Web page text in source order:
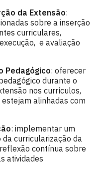
da Extensão:
sobre a inserção
curriculares,
e avaliação
Pedagógico: oferecer
durante o
nos currículos,
alinhadas com
: implementar um
curricularização da
contínua sobre
atividades